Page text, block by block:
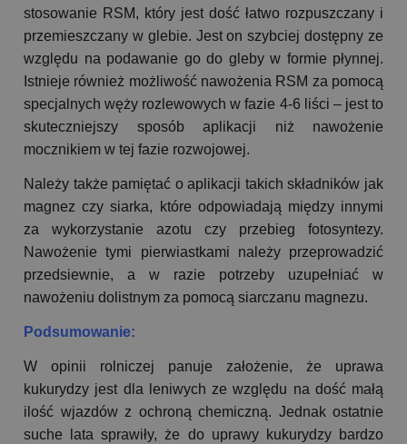
stosowanie RSM, który jest dość łatwo rozpuszczany i
przemieszczany w glebie. Jest on szybciej dostępny ze
względu na podawanie go do gleby w formie płynnej.
Istnieje również możliwość nawożenia RSM za pomocą
specjalnych węży rozlewowych w fazie 4-6 liści – jest to
skuteczniejszy sposób aplikacji niż nawożenie
mocznikiem w tej fazie rozwojowej.
Należy także pamiętać o aplikacji takich składników jak
magnez czy siarka, które odpowiadają między innymi
za wykorzystanie azotu czy przebieg fotosyntezy.
Nawożenie tymi pierwiastkami należy przeprowadzić
przedsiewnie, a w razie potrzeby uzupełniać w
nawożeniu dolistnym za pomocą siarczanu magnezu.
Podsumowanie:
W opinii rolniczej panuje założenie, że uprawa
kukurydzy jest dla leniwych ze względu na dość małą
ilość wjazdów z ochroną chemiczną. Jednak ostatnie
suche lata sprawiły, że do uprawy kukurydzy bardzo